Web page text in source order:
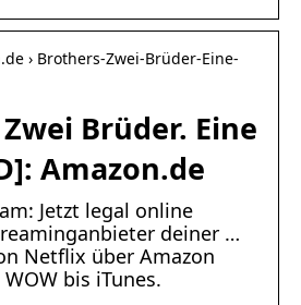
› Brothers-Zwei-Brüder-Eine-
Brüder. Eine
Amazon.de
Jetzt legal online
deiner …
Netflix über Amazon
bis iTunes.